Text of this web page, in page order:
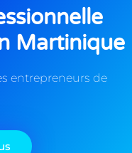
Martinique
entrepreneurs de